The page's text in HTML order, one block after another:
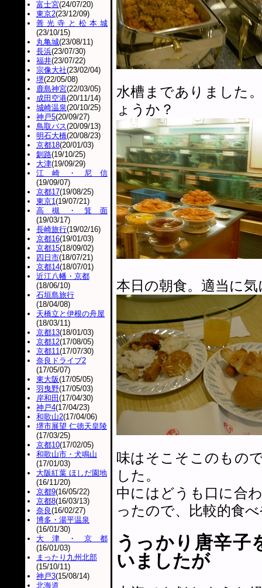
水槽までありました
ょうか？
本日の朝食。適当に
味はそこそこのもの
した。
中にはどうも口に合
ったので、比較的食
うっかり唐辛子
いましたが
富士宮(24/07/20)
東京2(23/12/09)
善光寺と松本城
(23/10/15)
丸亀城(23/08/11)
長浜(23/07/30)
福井(23/07/22)
宗像大社(23/02/04)
堺(22/05/08)
鹿島神宮(22/03/05)
成田空港(20/11/14)
城崎温泉(20/10/25)
神戸5(20/09/27)
鳥取バス(20/09/13)
明石大橋(20/08/23)
京都18(20/01/03)
釧路(19/10/25)
大津(19/09/29)
江崎・尼信
(19/09/07)
京都17(19/08/25)
東京1(19/07/21)
高槻・箕面
(19/03/17)
長崎旅行(19/02/16)
京都16(19/01/03)
京都15(18/09/02)
四日市(18/07/21)
京都14(18/07/01)
近江八幡・京都
(18/06/10)
石垣島旅行
(18/04/08)
天橋立と伊根の舟屋
(18/03/11)
京都13(18/01/03)
京都12(17/08/05)
京都11(17/07/30)
奈良ドライブ2
(17/05/07)
東大阪(17/05/05)
羽曳野(17/05/03)
岸和田 (17/04/30)
神戸4(17/04/23)
和歌山2(17/04/06)
堺市展望 仁徳天皇陵
(17/03/25)
京都10(17/02/05)
和歌山市・犬鳴山
(17/01/03)
大阪紅葉 ほしだ園地
(16/11/20)
京都9(16/05/22)
京都8(16/03/13)
奈良(16/02/27)
博多・湯平温泉
(16/01/30)
大津・京都
(16/01/03)
まったり九州北部
(15/10/11)
神戸3(15/08/14)
北海道